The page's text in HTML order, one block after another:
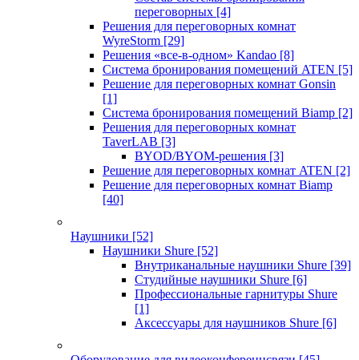
переговорных [4]
Решения для переговорных комнат
WyreStorm [29]
Решения «все-в-одном» Kandao [8]
Система бронирования помещений ATEN [5]
Решение для переговорных комнат Gonsin
[1]
Система бронирования помещений Biamp [2]
Решения для переговорных комнат
TaverLAB [3]
BYOD/BYOM-решения [3]
Решение для переговорных комнат ATEN [2]
Решение для переговорных комнат Biamp
[40]
Наушники [52]
Наушники Shure [52]
Внутриканальные наушники Shure [39]
Студийные наушники Shure [6]
Профессиональные гарнитуры Shure
[1]
Аксессуары для наушников Shure [6]